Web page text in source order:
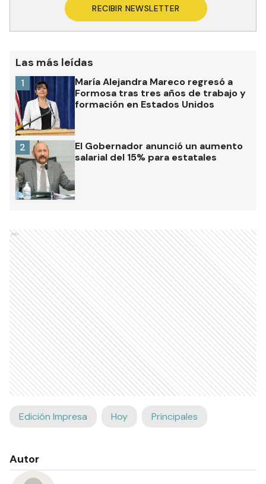
RECIBIR NEWSLETTER
Las más leídas
María Alejandra Mareco regresó a
Formosa tras tres años de trabajo y
formación en Estados Unidos
1
El Gobernador anunció un aumento
salarial del 15% para estatales
2
Ads
Edición Impresa Hoy Principales
Autor